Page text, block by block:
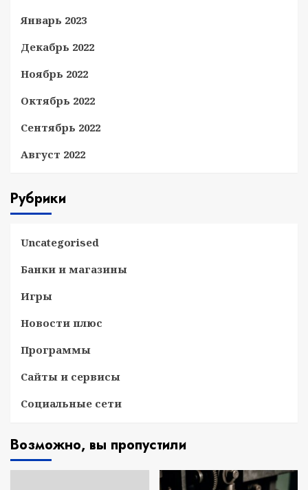
Январь 2023
Декабрь 2022
Ноябрь 2022
Октябрь 2022
Сентябрь 2022
Август 2022
Рубрики
Uncategorised
Банки и магазины
Игры
Новости плюс
Программы
Сайты и сервисы
Социальные сети
Возможно, вы пропустили